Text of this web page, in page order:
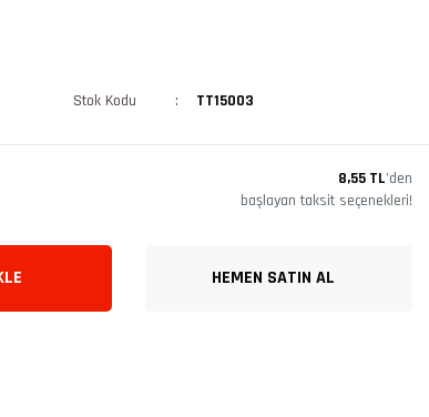
Stok Kodu TT15003
8,55 TL’den
başlayan taksit seçenekleri!
HEMEN SATIN AL